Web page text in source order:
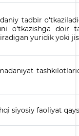
tadbir
o‘tkazishga doir
yuridik yoki
siyosiy faoliyat